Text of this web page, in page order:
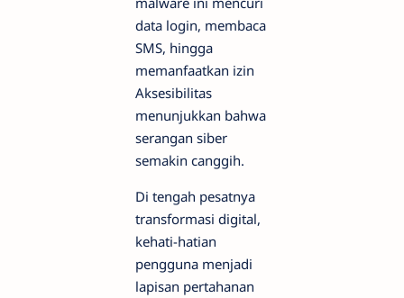
data login, membaca
SMS, hingga
memanfaatkan izin
Aksesibilitas
menunjukkan bahwa
serangan siber
semakin canggih.
Di tengah pesatnya
transformasi digital,
kehati-hatian
pengguna menjadi
lapisan pertahanan